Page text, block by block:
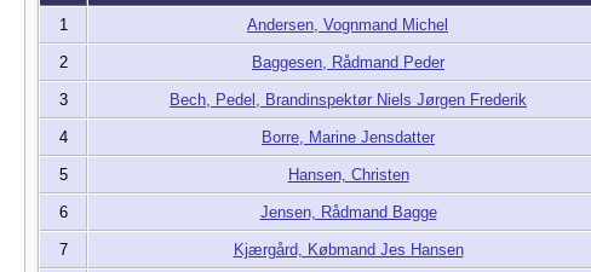
1 Andersen, Vognmand Michel
2 Baggesen, Rådmand Peder
3 Bech, Pedel, Brandinspektør Niels Jørgen Frederik
4 Borre, Marine Jensdatter
5 Hansen, Christen
6 Jensen, Rådmand Bagge
7 Kjærgård, Købmand Jes Hansen